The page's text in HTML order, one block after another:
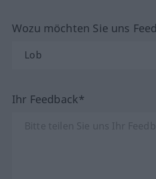
Wozu möchten Sie uns
Ihr Feedback*